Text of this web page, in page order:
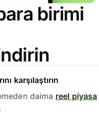
birimi
karşılaştırın
daima reel piyasa